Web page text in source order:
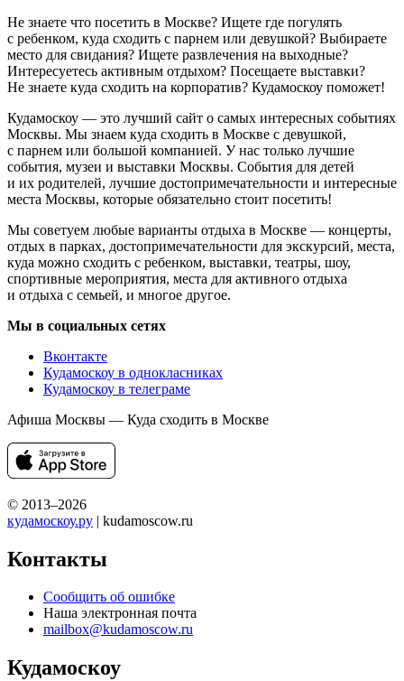
Не знаете что посетить в Москве? Ищете где погулять
с ребенком, куда сходить с парнем или девушкой? Выбираете
место для свидания? Ищете развлечения на выходные?
Интересуетесь активным отдыхом? Посещаете выставки?
Не знаете куда сходить на корпоратив? Кудамоскоу поможет!
Кудамоскоу — это лучший сайт о самых интересных событиях
Москвы. Мы знаем куда сходить в Москве с девушкой,
с парнем или большой компанией. У нас только лучшие
события, музеи и выставки Москвы. События для детей
и их родителей, лучшие достопримечательности и интересные
места Москвы, которые обязательно стоит посетить!
Мы советуем любые варианты отдыха в Москве — концерты,
отдых в парках, достопримечательности для экскурсий, места,
куда можно сходить с ребенком, выставки, театры, шоу,
спортивные мероприятия, места для активного отдыха
и отдыха с семьей, и многое другое.
Мы в социальных сетях
Вконтакте
Кудамоскоу в однокласниках
Кудамоскоу в телеграме
Афиша Москвы — Куда сходить в Москве
© 2013–2026
кудамоскоу.ру | kudamoscow.ru
Контакты
Сообщить об ошибке
Наша электронная почта
mailbox@kudamoscow.ru
Кудамоскоу